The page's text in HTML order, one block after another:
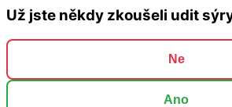
Už jste někdy zkoušeli udit
Ne
Ano